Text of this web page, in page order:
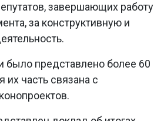
завершающих работу
за конструктивную и
было представлено более 60
их часть связана с